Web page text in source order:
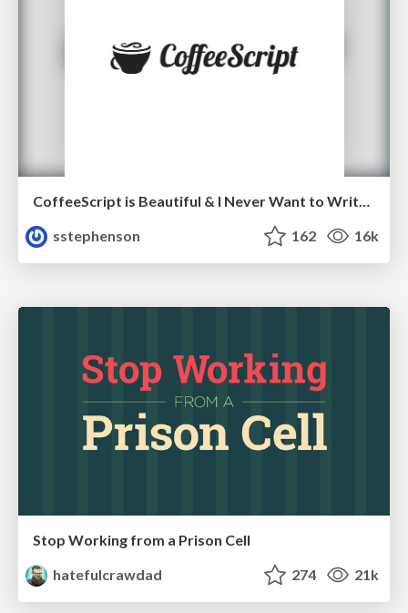
sstephenson
162 16k
Stop Working from a Prison Cell
hatefulcrawdad
274 21k